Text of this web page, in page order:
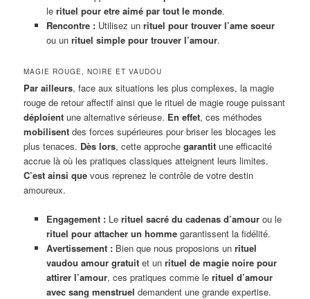
le rituel pour etre aimé par tout le monde.
Rencontre :Utilisez un rituel pour trouver l’ame soeur
ou un rituel simple pour trouver l’amour.
MAGIE ROUGE, NOIRE ET VAUDOU
Par ailleurs, face aux situations les plus complexes, la magie
rouge de retour affectif ainsi que le rituel de magie rouge puissant
déploient une alternative sérieuse. En effet, ces méthodes
mobilisent des forces supérieures pour briser les blocages les
plus tenaces. Dès lors, cette approchegarantit une efficacité
accrue là où les pratiques classiques atteignent leurs limites.
C’est ainsi que vous reprenez le contrôle de votre destin
amoureux.
Engagement :Le rituel sacré du cadenas d’amourou le
rituel pour attacher un hommegarantissent la fidélité.
Avertissement :Bien que nous proposions un rituel
vaudou amour gratuitet un rituel de magie noire pour
attirer l’amour, ces pratiques comme le rituel d’amour
avec sang menstruel demandent une grande expertise.